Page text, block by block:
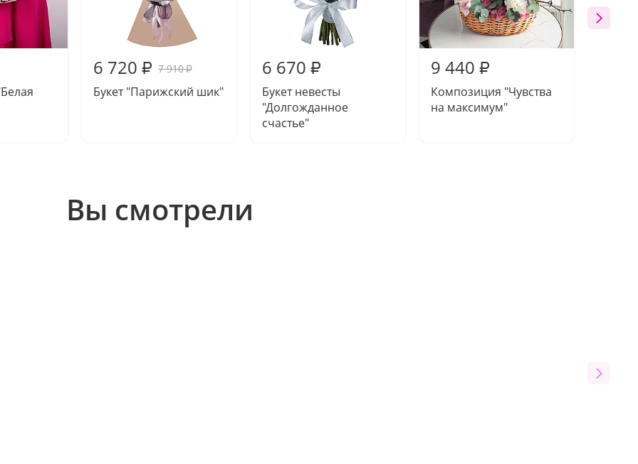
6 720 ₽ 7 910₽
Букет "Парижский шик"
6 670 ₽
Букет невесты
"Долгожданное
счастье"
9 440 ₽
Композиция "Чувства
на максимум"
Вы смотрели